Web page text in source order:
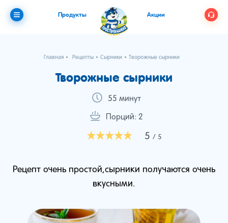
Продукты Акции
Главная Рецепты Сырники Творожные сырники
Творожные сырники
55 минут
Порций: 2
5 / 5
Рецепт очень простой,сырники получаются очень
вкусными.